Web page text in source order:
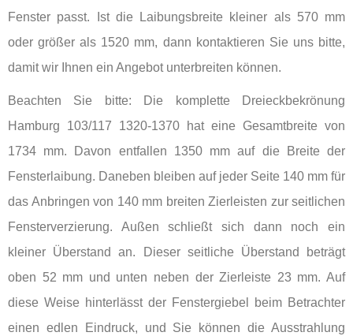
Fenster passt. Ist die Laibungsbreite kleiner als 570 mm
oder größer als 1520 mm, dann kontaktieren Sie uns bitte,
damit wir Ihnen ein Angebot unterbreiten können.
Beachten Sie bitte: Die komplette Dreieckbekrönung
Hamburg 103/117 1320-1370 hat eine Gesamtbreite von
1734 mm. Davon entfallen 1350 mm auf die Breite der
Fensterlaibung. Daneben bleiben auf jeder Seite 140 mm für
das Anbringen von 140 mm breiten Zierleisten zur seitlichen
Fensterverzierung. Außen schließt sich dann noch ein
kleiner Überstand an. Dieser seitliche Überstand beträgt
oben 52 mm und unten neben der Zierleiste 23 mm. Auf
diese Weise hinterlässt der Fenstergiebel beim Betrachter
einen edlen Eindruck, und Sie können die Ausstrahlung